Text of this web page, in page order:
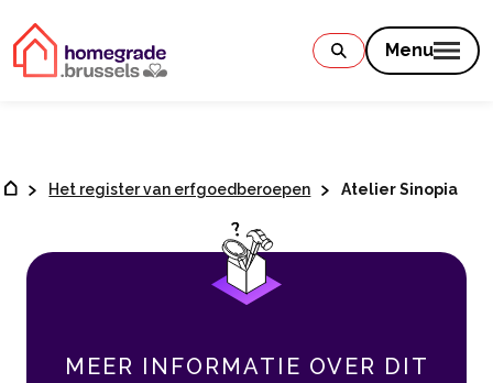
Menu
Het register van erfgoedberoepen Atelier Sinopia
MEER INFORMATIE OVER DIT